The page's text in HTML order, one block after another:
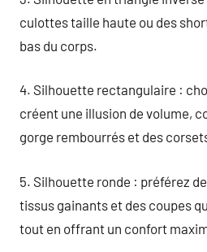
culottes taille haute ou des
bas du corps.
4. Silhouette rectangulaire :
créent une illusion de volume,
gorge rembourrés et des
5. Silhouette ronde : préférez
tissus gainants et des coupes
tout en offrant un confort